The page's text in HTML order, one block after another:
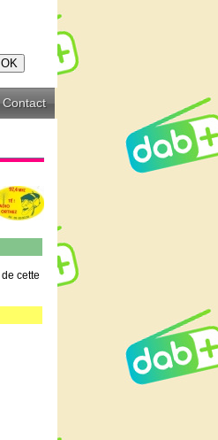
Contact
cette